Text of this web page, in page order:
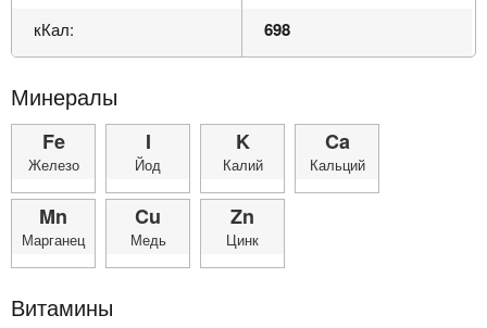
кКал: 698
Минералы
Fe
Железо
I
Йод
K
Калий
Ca
Кальций
Mn
Марганец
Cu
Медь
Zn
Цинк
Витамины